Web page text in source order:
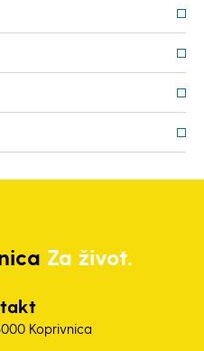
Za život.
Koprivnica